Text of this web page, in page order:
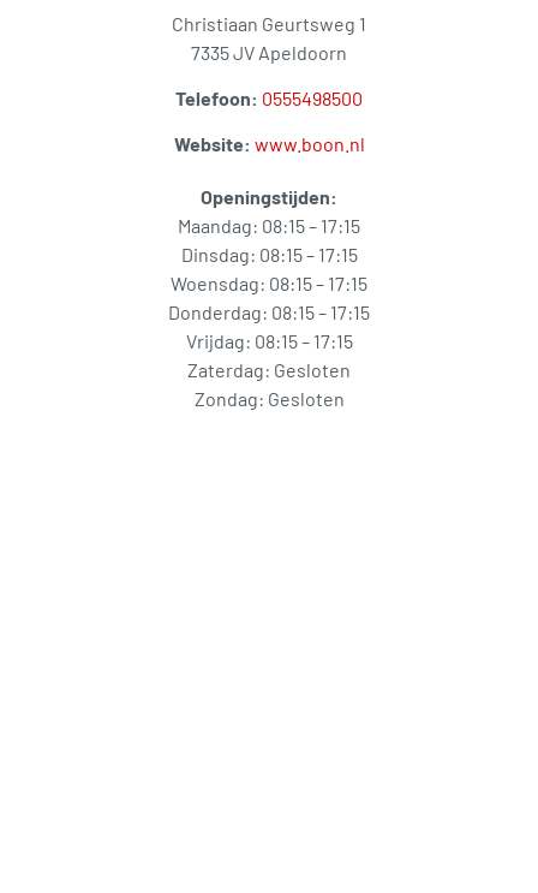
Christiaan Geurtsweg 1
7335 JV Apeldoorn
Telefoon: 0555498500
Website: www.boon.nl
Openingstijden:
Maandag: 08:15 – 17:15
Dinsdag: 08:15 – 17:15
Woensdag: 08:15 – 17:15
Donderdag: 08:15 – 17:15
Vrijdag: 08:15 – 17:15
Zaterdag: Gesloten
Zondag: Gesloten